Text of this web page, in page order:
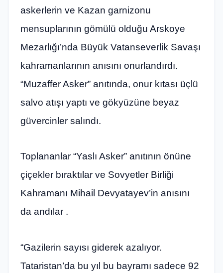
askerlerin ve Kazan garnizonu
mensuplarının gömülü olduğu Arskoye
Mezarlığı’nda Büyük Vatanseverlik Savaşı
kahramanlarının anısını onurlandırdı.
“Muzaffer Asker” anıtında, onur kıtası üçlü
salvo atışı yaptı ve gökyüzüne beyaz
güvercinler salındı.
Toplananlar “Yaslı Asker” anıtının önüne
çiçekler bıraktılar ve Sovyetler Birliği
Kahramanı Mihail Devyatayev’in anısını
da andılar .
“Gazilerin sayısı giderek azalıyor.
Tataristan’da bu yıl bu bayramı sadece 92